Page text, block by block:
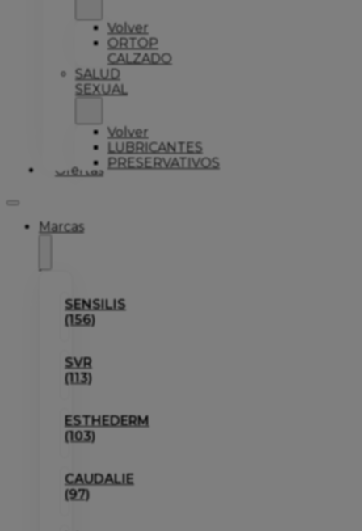
Volver
ORTOP
CALZADO
SALUD
SEXUAL
Volver
LUBRICANTES
PRESERVATIVOS
Ofertas
Marcas
SENSILIS
(156)
SVR
(113)
ESTHEDERM
(103)
CAUDALIE
(97)